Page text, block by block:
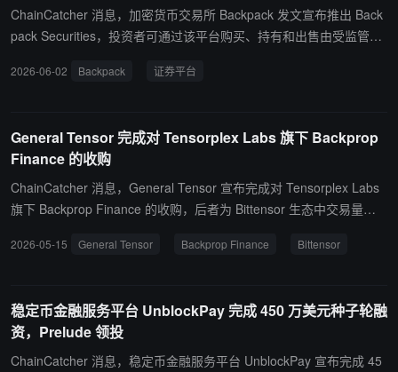
ChainCatcher 消息，加密货币交易所 Backpack 发文宣布推出 Back
pack Securities，投资者可通过该平台购买、持有和出售由受监管的
S、DTCC 等体系下的权益，同时，可将持仓转换为在 Solana 等公链
国监管的券商与托管服务，允许用户真实持有美国股票，并享有现金
分红、公司行动等传统券商权益；二是与 Solana 代币化协议 Sunris
e 合作，将用户持有的股票转换为可在链上流通的代币化证券。 Bac
kpack 表示，相关服务预计从 6 月起陆续上线，代币化股票初期将在
区块链。
2026-06-02 Backpack 证券平台
General Tensor 完成对 Tensorplex Labs 旗下 Backprop
Finance 的收购
ChainCatcher 消息，General Tensor 宣布完成对 Tensorplex Labs
旗下 Backprop Finance 的收购，后者为 Bittensor 生态中交易量最
ittensor 网络约三分之一交易量。此前 General Tensor 已通过 Pre-S
man Sachs 支持的 Good Morning Holdings。Backprop Finance 目
前主要服务 Bittensor Dynamic TAO（dTAO）子网 Alpha 代币交
易，提供代币兑换、子网筛选。
2026-05-15 General Tensor Backprop Finance Bittensor
稳定币金融服务平台 UnblockPay 完成 450 万美元种子轮融
资，Prelude 领投
ChainCatcher 消息，稳定币金融服务平台 UnblockPay 宣布完成 45